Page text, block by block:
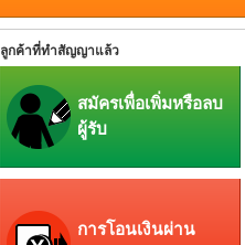
ลูกค้าที่ทำสัญญาแล้ว
สมัครเพื่อเพิ่มหรือลบ
ผู้รับ
การโอนเงินผ่าน